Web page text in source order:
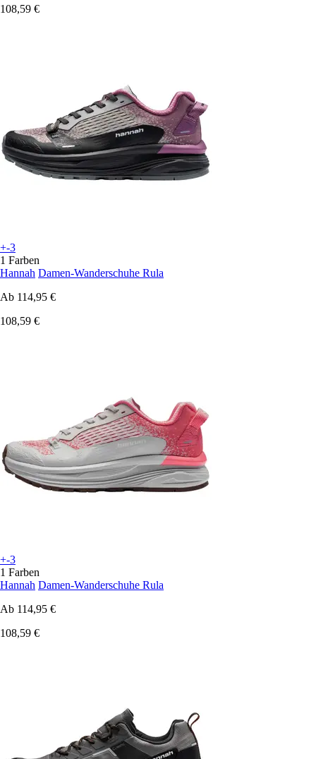
108,59 €
+-3
1 Farben
Hannah Damen-Wanderschuhe Rula
Ab 114,95 €
108,59 €
+-3
1 Farben
Hannah Damen-Wanderschuhe Rula
Ab 114,95 €
108,59 €